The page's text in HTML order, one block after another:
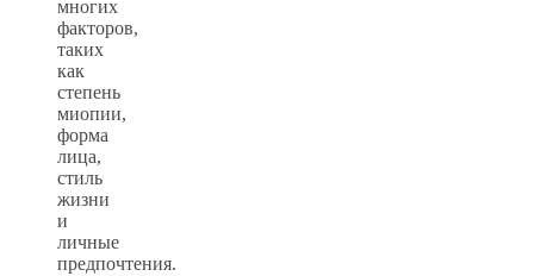
многих
факторов,
таких
как
степень
миопии,
форма
лица,
стиль
жизни
и
личные
предпочтения.